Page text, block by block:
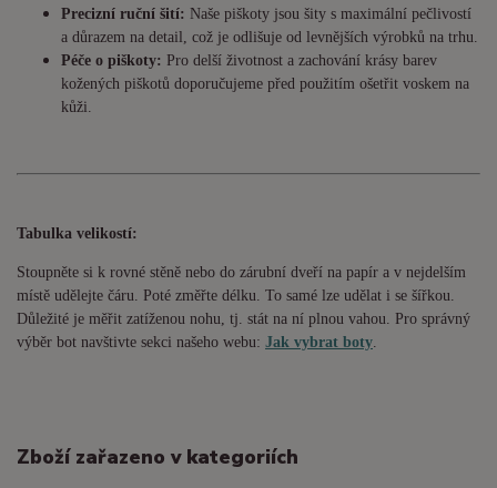
Precizní ruční šití: Naše piškoty jsou šity s maximální pečlivostí
a důrazem na detail, což je odlišuje od levnějších výrobků na trhu.
Péče o piškoty: Pro delší životnost a zachování krásy barev
kožených piškotů doporučujeme před použitím ošetřit voskem na
kůži.
Tabulka velikostí:
Stoupněte si k rovné stěně nebo do zárubní dveří na papír a v nejdelším
místě udělejte čáru. Poté změřte délku. To samé lze udělat i se šířkou.
Důležité je měřit zatíženou nohu, tj. stát na ní plnou vahou. Pro správný
výběr bot navštivte sekci našeho webu: Jak vybrat boty
Zboží zařazeno v kategoriích